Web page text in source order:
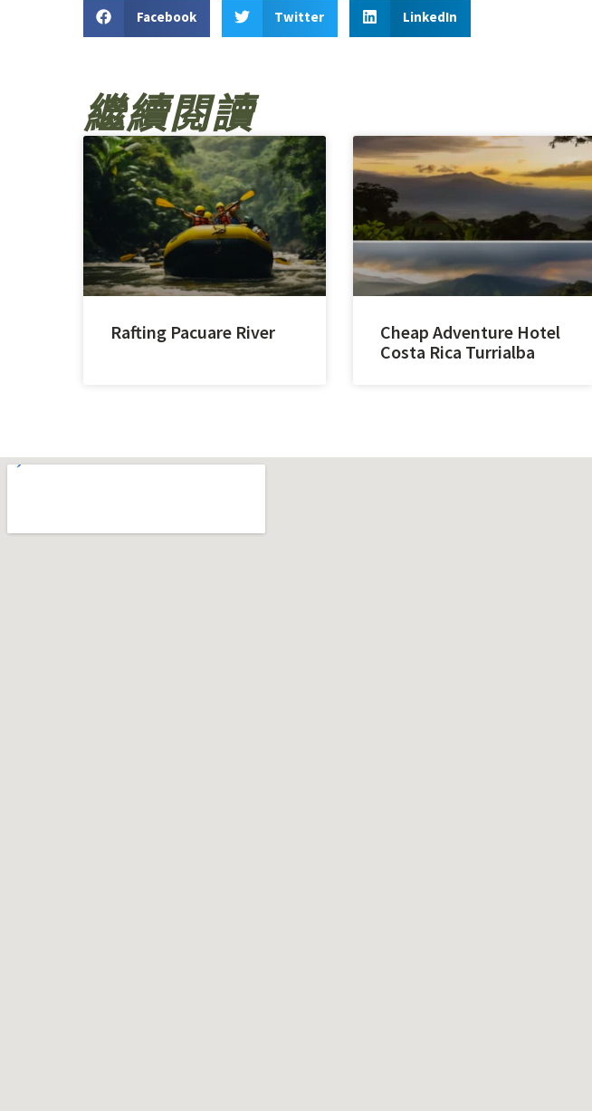
Facebook Twitter LinkedIn
繼續閱讀
Rafting Pacuare River
Cheap Adventure Hotel
Costa Rica Turrialba